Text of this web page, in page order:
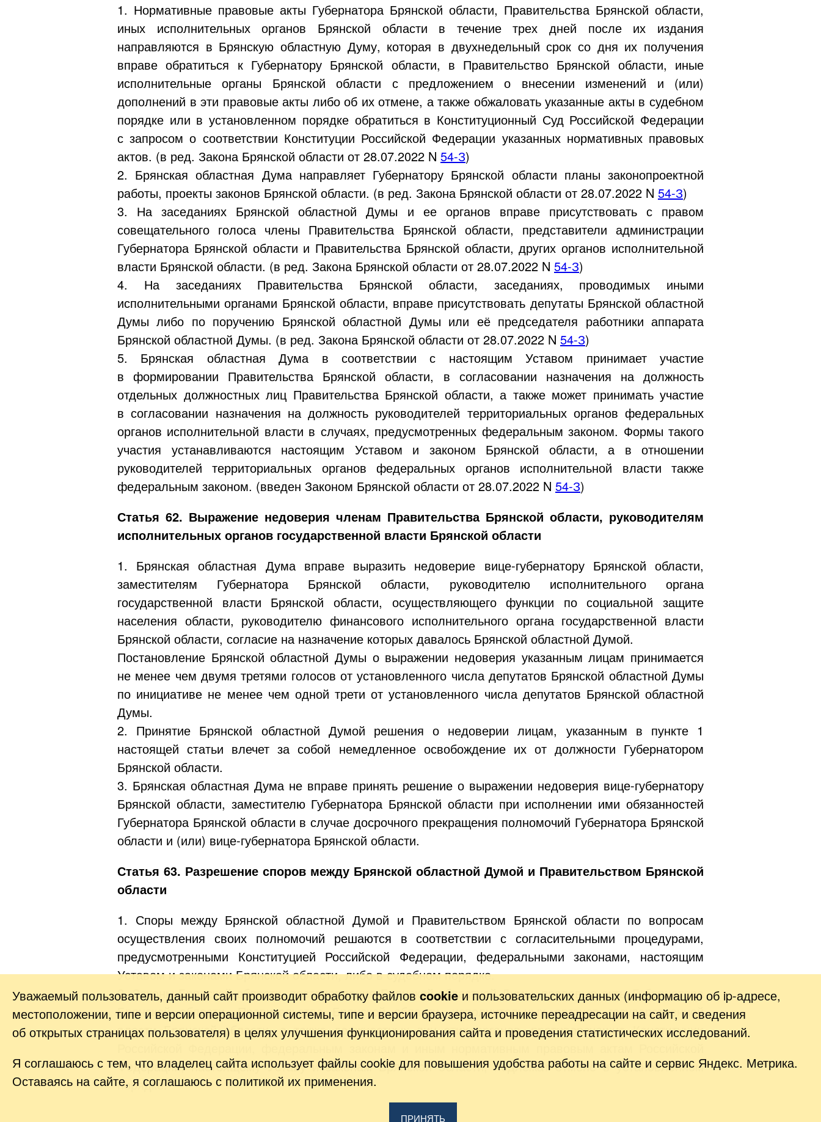
1. Нормативные правовые акты Губернатора Брянской области, Правительства Брянской области,
иных исполнительных органов Брянской области в течение трех дней после их издания
направляются в Брянскую областную Думу, которая в двухнедельный срок со дня их получения
вправе обратиться к Губернатору Брянской области, в Правительство Брянской области, иные
исполнительные органы Брянской области с предложением о внесении изменений и (или)
дополнений в эти правовые акты либо об их отмене, а также обжаловать указанные акты в судебном
порядке или в установленном порядке обратиться в Конституционный Суд Российской Федерации
с запросом о соответствии Конституции Российской Федерации указанных нормативных правовых
актов. (в ред. Закона Брянской области от 28.07.2022 N 54-З)
2. Брянская областная Дума направляет Губернатору Брянской области планы законопроектной
работы, проекты законов Брянской области. (в ред. Закона Брянской области от 28.07.2022 N 54-З)
3. На заседаниях Брянской областной Думы и ее органов вправе присутствовать с правом
совещательного голоса члены Правительства Брянской области, представители администрации
Губернатора Брянской области и Правительства Брянской области, других органов исполнительной
власти Брянской области. (в ред. Закона Брянской области от 28.07.2022 N 54-З)
4. На заседаниях Правительства Брянской области, заседаниях, проводимых иными
исполнительными органами Брянской области, вправе присутствовать депутаты Брянской областной
Думы либо по поручению Брянской областной Думы или её председателя работники аппарата
Брянской областной Думы. (в ред. Закона Брянской области от 28.07.2022 N 54-З)
5. Брянская областная Дума в соответствии с настоящим Уставом принимает участие
в формировании Правительства Брянской области, в согласовании назначения на должность
отдельных должностных лиц Правительства Брянской области, а также может принимать участие
в согласовании назначения на должность руководителей территориальных органов федеральных
органов исполнительной власти в случаях, предусмотренных федеральным законом. Формы такого
участия устанавливаются настоящим Уставом и законом Брянской области, а в отношении
руководителей территориальных органов федеральных органов исполнительной власти также
федеральным законом. (введен Законом Брянской области от 28.07.2022 N 54-З)
Статья 62. Выражение недоверия членам Правительства Брянской области, руководителям
исполнительных органов государственной власти Брянской области
1. Брянская областная Дума вправе выразить недоверие вице-губернаторуБрянской области,
заместителям Губернатора Брянской области, руководителю исполнительного органа
государственной власти Брянской области, осуществляющего функции по социальной защите
населения области, руководителю финансового исполнительного органа государственной власти
Брянской области, согласие на назначение которых давалось Брянской областной Думой.
Постановление Брянской областной Думы о выражении недоверия указанным лицам принимается
не менее чем двумя третями голосов от установленного числа депутатов Брянской областной Думы
по инициативе не менее чем одной трети от установленного числа депутатов Брянской областной
Думы.
2. Принятие Брянской областной Думой решения о недоверии лицам, указанным в пункте 1
настоящей статьи влечет за собой немедленное освобождение их от должности Губернатором
Брянской области.
3. Брянская областная Дума не вправе принять решение о выражении недоверия вице-губернатору
Брянской области, заместителю Губернатора Брянской области при исполнении ими обязанностей
Губернатора Брянской области в случае досрочного прекращения полномочий Губернатора Брянской
области и (или) вице-губернатораБрянской области.
Статья 63. Разрешение споров между Брянской областной Думой и Правительством Брянской
области
1. Споры между Брянской областной Думой и Правительством Брянской области по вопросам
осуществления своих полномочий решаются в соответствии с согласительными процедурами,
предусмотренными Конституцией Российской Федерации, федеральными законами, настоящим
Уставом и законами Брянской области, либо в судебном порядке.
2. Законы Брянской области, постановления Брянской областной Думы, правовые акты Губернатора
Брянской области, Правительства Брянской области, исполнительных органов государственной
власти Брянской области, а также должностных лиц этих органов, противоречащие Конституции
Федерации, настоящему Уставу и законам Брянской области, подлежат отмене в установленном
порядке.
Уважаемый пользователь, данный сайт производит обработку файлов cookie и пользовательских данных (информацию об ip-адресе,
местоположении, типе и версии операционной системы, типе и версии браузера, источнике переадресации на сайт, и сведения
об открытых страницах пользователя) в целях улучшения функционирования сайта и проведения статистических исследований.
Я соглашаюсь с тем, что владелец сайта использует файлы cookie для повышения удобства работы на сайте и сервис Яндекс. Метрика.
Оставаясь на сайте, я соглашаюсь с политикой их применения.
ПРИНЯТЬ